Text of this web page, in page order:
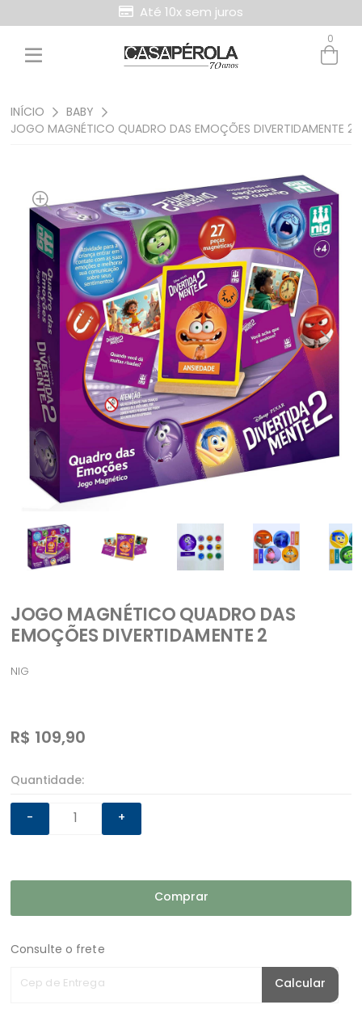
Entre com email ou cpf/cnpj
Até 10x sem juros
0
INÍCIO
BABY
JOGO MAGNÉTICO QUADRO DAS EMOÇÕES DIVERTIDAMENTE 2
JOGO MAGNÉTICO QUADRO DAS
EMOÇÕES DIVERTIDAMENTE 2
NIG
R$ 109,90
Quantidade:
-
+
Comprar
Consulte o frete
Cep de Entrega Calcular